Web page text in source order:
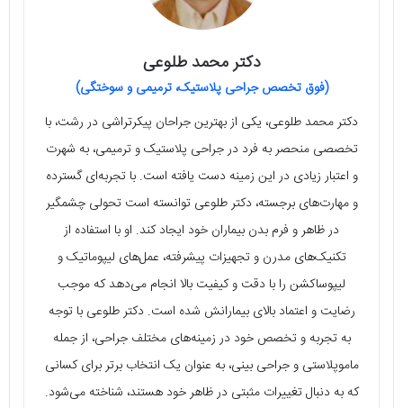
دکتر محمد طلوعی
(فوق تخصص جراحی پلاستیک، ترمیمی و سوختگی)
دکتر محمد طلوعی، یکی از بهترین جراحان پیکرتراشی در رشت، با
تخصصی منحصر به فرد در جراحی پلاستیک و ترمیمی، به شهرت
و اعتبار زیادی در این زمینه دست یافته است. با تجربه‌ای گسترده
و مهارت‌های برجسته، دکتر طلوعی توانسته است تحولی چشمگیر
در ظاهر و فرم بدن بیماران خود ایجاد کند. او با استفاده از
تکنیک‌های مدرن و تجهیزات پیشرفته، عمل‌های لیپوماتیک و
لیپوساکشن را با دقت و کیفیت بالا انجام می‌دهد که موجب
رضایت و اعتماد بالای بیمارانش شده است. دکتر طلوعی با توجه
به تجربه و تخصص خود در زمینه‌های مختلف جراحی، از جمله
ماموپلاستی و جراحی بینی، به عنوان یک انتخاب برتر برای کسانی
که به دنبال تغییرات مثبتی در ظاهر خود هستند، شناخته می‌شود.